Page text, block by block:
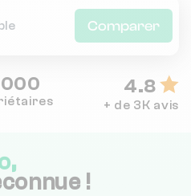
Comparer
4.8
+ de 3K avis
!